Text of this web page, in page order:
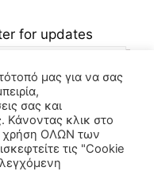
for updates
μας για να σας
σας και
Κάνοντας κλικ στο
χρήση ΟΛΩΝ των
τις "Cookie